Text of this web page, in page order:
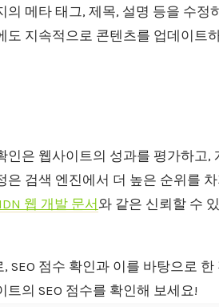
의 메타 태그, 제목, 설명 등을 수
도 지속적으로 콘텐츠를 업데이트
인은 웹사이트의 성과를 평가하고
은 검색 엔진에서 더 높은 순위를
웹 개발 문서 와 같은 신뢰할 수
, SEO 점수 확인과 이를 바탕으로
트의 SEO 점수를 확인해 보세요!